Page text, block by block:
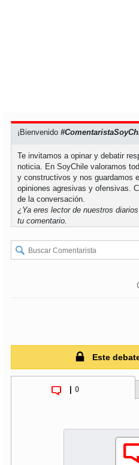
¡Bienvenido
Te invitamos a opinar y debatir
noticia. En SoyChile valoramos
y constructivos y nos guardamos
opiniones agresivas y ofensivas.
de la conversación.
¿Ya eres lector de nuestros
tu comentario.
Este
0